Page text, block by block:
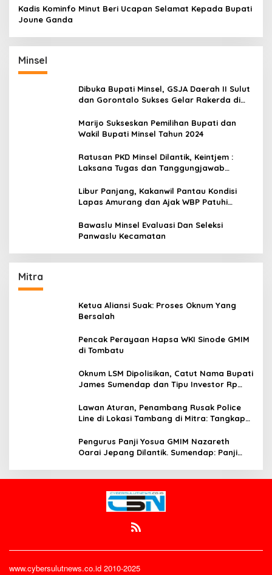
Kadis Kominfo Minut Beri Ucapan Selamat Kepada Bupati
Joune Ganda
Minsel
Dibuka Bupati Minsel, GSJA Daerah II Sulut
dan Gorontalo Sukses Gelar Rakerda di
Marijo Sukseskan Pemilihan Bupati dan
Wakil Bupati Minsel Tahun 2024
Ratusan PKD Minsel Dilantik, Keintjem :
Laksana Tugas dan Tanggungjawab
Libur Panjang, Kakanwil Pantau Kondisi
Lapas Amurang dan Ajak WBP Patuhi
Bawaslu Minsel Evaluasi Dan Seleksi
Panwaslu Kecamatan
Mitra
Ketua Aliansi Suak: Proses Oknum Yang
Bersalah
Pencak Perayaan Hapsa WKI Sinode GMIM
di Tombatu
Oknum LSM Dipolisikan, Catut Nama Bupati
James Sumendap dan Tipu Investor Rp
Lawan Aturan, Penambang Rusak Police
Line di Lokasi Tambang di Mitra: Tangkap
Pengurus Panji Yosua GMIM Nazareth
Oarai Jepang Dilantik. Sumendap: Panji
www.cybersulutnews.co.id 2010-2025